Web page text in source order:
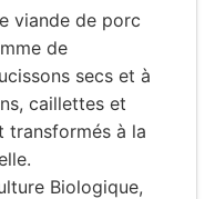
viande de porc
de
secs et à
caillettes et
transformés à la
Biologique,